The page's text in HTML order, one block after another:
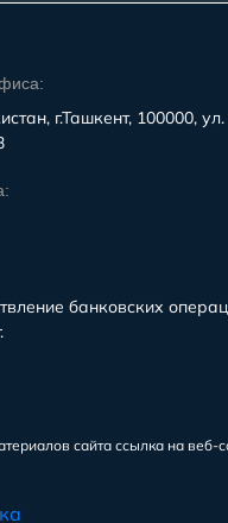
г.Ташкент, 100000, ул.
банковских
сайта ссылка на веб-